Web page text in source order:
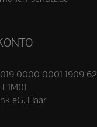
werden
0000 0001 1909 62
eG. Haar